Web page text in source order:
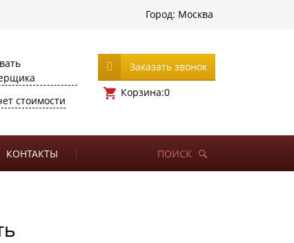
Город: Москва
стоимости
Заказать звонок
Корзина:0
КОНТАКТЫ ПОИСК